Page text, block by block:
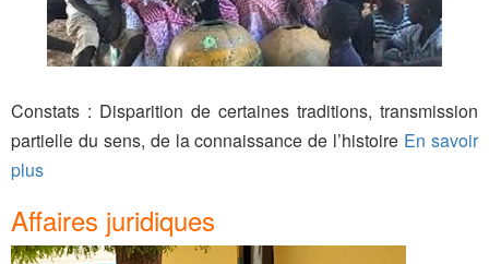
Constats : Disparition de certaines traditions, transmission
partielle du sens, de la connaissance de l’histoire En savoir
plus
Affaires juridiques